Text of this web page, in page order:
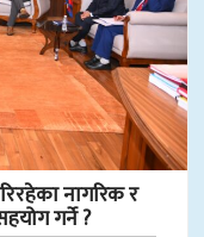
नागरिक र
गर्ने ?